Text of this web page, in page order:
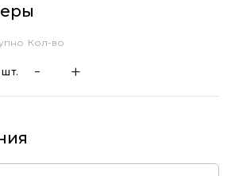
Кол-во
шт.